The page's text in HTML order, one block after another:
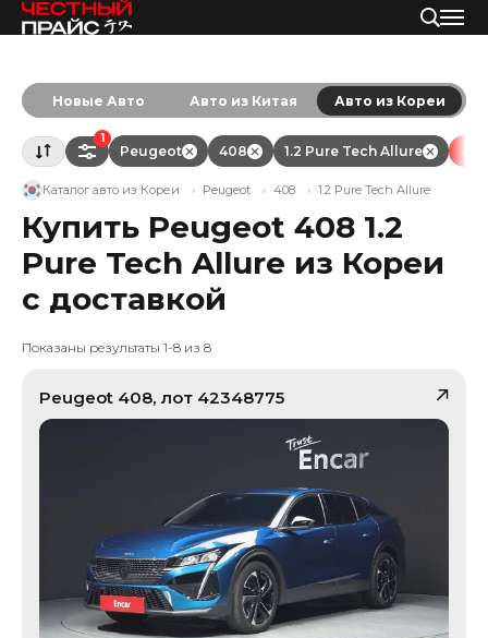
Новые Авто Авто из Китая Авто из Кореи
1
Peugeot 408 1.2 Pure Tech Allure
Каталог авто из Кореи Peugeot 408 1.2 Pure Tech Allure
Купить Peugeot 408 1.2
Pure Tech Allure из Кореи
с доставкой
Показаны результаты 1-8 из 8
Peugeot 408, лот 42348775